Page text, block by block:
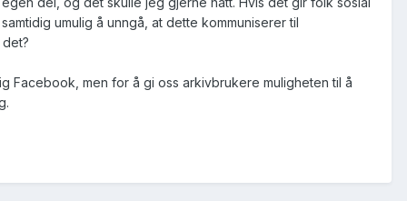
umulig å unngå, at dette kommuniserer til
Facebook, men for å gi oss arkivbrukere muligheten til å